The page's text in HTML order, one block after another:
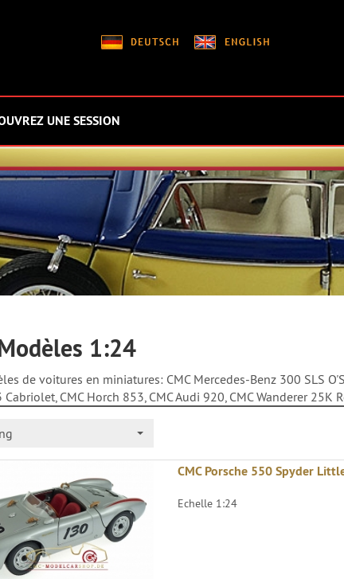
UNE SESSION
1:24
de voitures en miniatures: CMC Mercedes-Benz 300 SLS
CMC Horch 853, CMC Audi 920, CMC Wanderer 25K
CMC Porsche 550 Spyder
Echelle 1:24